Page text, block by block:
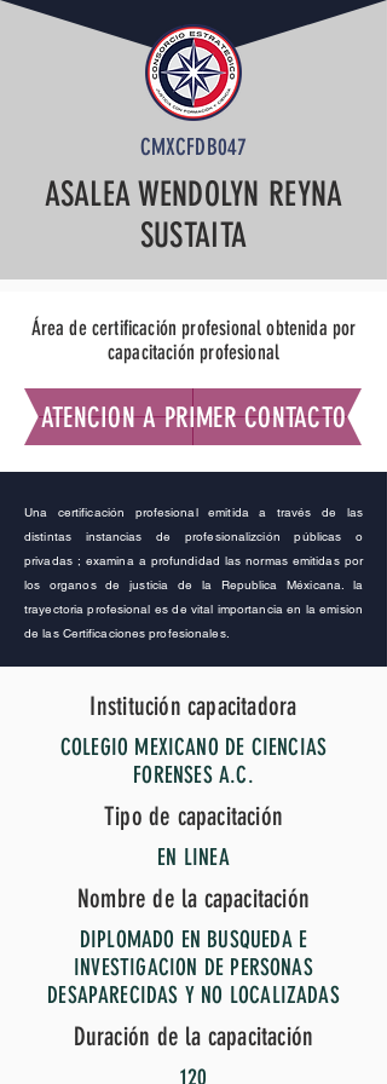
CMXCFDB047
ASALEA WENDOLYN REYNA
SUSTAITA
Área de certificación profesional obtenida por
capacitación profesional
ATENCION A PRIMER CONTACTO
Una certificación profesional emitida a través de las
distintas instancias de profesionalizción públicas o
privadas ; examina a profundidad las normas emitidas por
los organos de justicia de la Republica Méxicana. la
trayectoria profesional es de vital importancia en la emision
de las Certificaciones profesionales.
Institución capacitadora
COLEGIO MEXICANO DE CIENCIAS
FORENSES A.C.
Tipo de capacitación
EN LINEA
Nombre de la capacitación
DIPLOMADO EN BUSQUEDA E
INVESTIGACION DE PERSONAS
DESAPARECIDAS Y NO LOCALIZADAS
Duración de la capacitación
120